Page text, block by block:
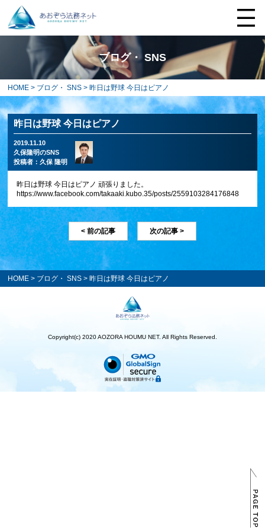
ブログ・ SNS
HOME > ブログ・ SNS > 昨日は野球 今日はピアノ
昨日は野球 今日はピアノ
2019.11.10
久保隆明のSNS
投稿者：久保 隆明
昨日は野球 今日はピアノ 頑張りました。
https://www.facebook.com/takaaki.kubo.35/posts/2559103284176848
< 前の記事 次の記事 >
HOME > ブログ・ SNS > 昨日は野球 今日はピアノ
Copyright(c) 2020 AOZORA HOUMU NET. All Rights Reserved.